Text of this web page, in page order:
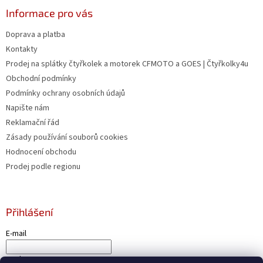
Informace pro vás
Doprava a platba
Kontakty
Prodej na splátky čtyřkolek a motorek CFMOTO a GOES | Čtyřkolky4u
Obchodní podmínky
Podmínky ochrany osobních údajů
Napište nám
Reklamační řád
Zásady používání souborů cookies
Hodnocení obchodu
Prodej podle regionu
Přihlášení
E-mail
Heslo